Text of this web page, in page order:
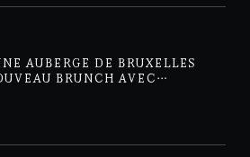
AUBERGE DE BRUXELLES
BRUNCH AVEC